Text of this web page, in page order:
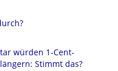
würden 1-Cent-
Stimmt das?